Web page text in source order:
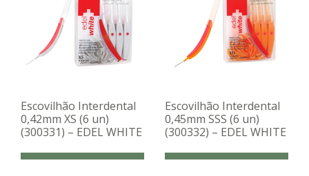
Escovilhão Interdental
0,42mm XS (6 un)
(300331) – EDEL WHITE
Escovilhão Interdental
0,45mm SSS (6 un)
(300332) – EDEL WHITE